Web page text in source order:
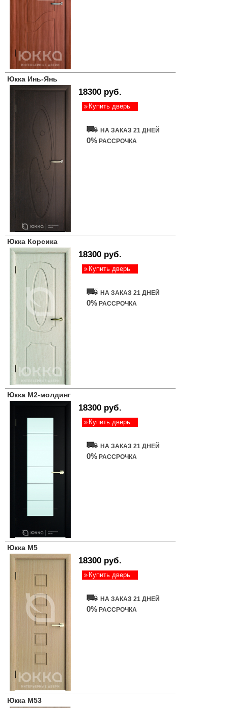
Юкка Инь-Янь
18300 руб.
Купить дверь
НА ЗАКАЗ 21 ДНЕЙ
0% РАССРОЧКА
Юкка Корсика
18300 руб.
Купить дверь
НА ЗАКАЗ 21 ДНЕЙ
0% РАССРОЧКА
Юкка М2-молдинг
18300 руб.
Купить дверь
НА ЗАКАЗ 21 ДНЕЙ
0% РАССРОЧКА
Юкка М5
18300 руб.
Купить дверь
НА ЗАКАЗ 21 ДНЕЙ
0% РАССРОЧКА
Юкка М53